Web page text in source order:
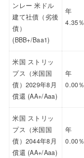
ンレー 米ドル
建て社債（劣後
債）
(BBB+/Baa1)
年
4.35％
米国 ストリッ
プス（米国国
債）2029年8月
償還 (AA+/Aaa)
年
0.00％
米国 ストリッ
プス（米国国
債）2044年8月
償還 (AA+/Aaa)
年
0.00％